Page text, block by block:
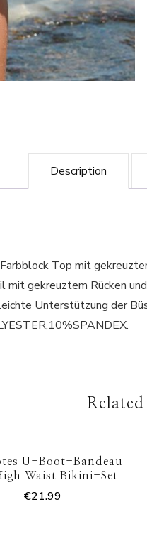
Description
Top mit
gekreuztem Rücken
Unterstützung der
U-Boot-Bandeau
Waist Bikini-Set
€21.99